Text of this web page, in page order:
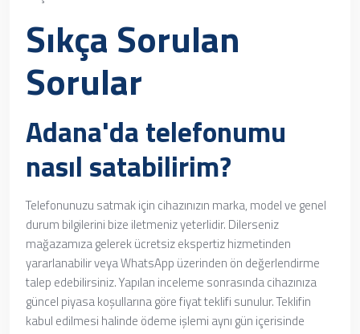
Sıkça Sorulan
Sorular
Adana'da telefonumu
nasıl satabilirim?
Telefonunuzu satmak için cihazınızın marka, model ve genel
durum bilgilerini bize iletmeniz yeterlidir. Dilerseniz
mağazamıza gelerek ücretsiz ekspertiz hizmetinden
yararlanabilir veya WhatsApp üzerinden ön değerlendirme
talep edebilirsiniz. Yapılan inceleme sonrasında cihazınıza
güncel piyasa koşullarına göre fiyat teklifi sunulur. Teklifin
kabul edilmesi halinde ödeme işlemi aynı gün içerisinde